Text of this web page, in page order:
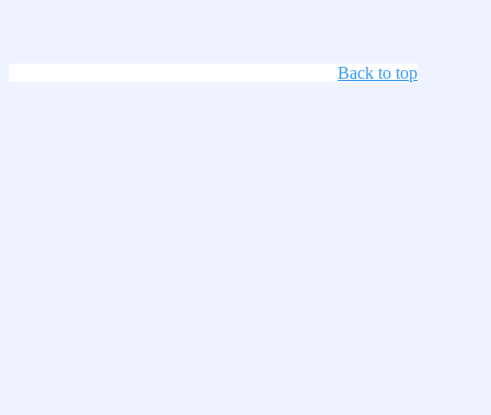
Back to top